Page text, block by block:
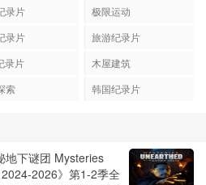
录片
极限运动
录片
旅游纪录片
录片
木屋建筑
索 韩国纪录片
地下谜团 Mysteries
2026》第1-2季全